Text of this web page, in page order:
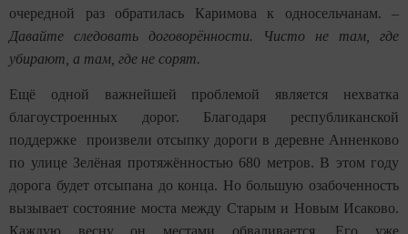
очередной раз обратилась Каримова к односельчанам. –
Давайте следовать договорённости. Чисто не там, где
убирают, а там, где не сорят.
Ещё одной важнейшей проблемой является нехватка
благоустроенных дорог. Благодаря республиканской
поддержке произвели отсыпку дороги в деревне Анненково
по улице Зелёная протяжённостью 680 метров. В этом году
дорога будет отсыпана до конца. Но большую озабоченность
вызывает состояние моста между Старым и Новым Исаково.
Каждую весну он местами обваливается. Его уже